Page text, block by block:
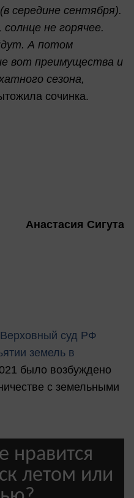
середине сентября).
не горячее.
А потом
вот преимущества и
сезона,
сочинка.
Анастасия Сигута
Верховный суд РФ
земель в
было возбуждено
с земельными